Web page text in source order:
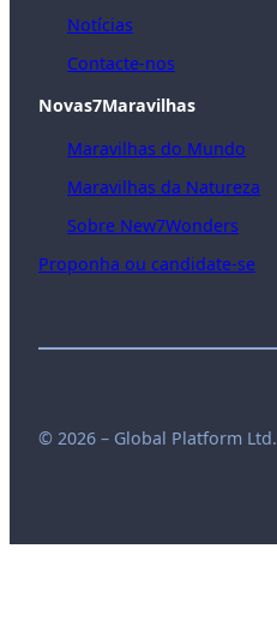
Notícias
Contacte-nos
Novas7Maravilhas
Maravilhas do Mundo
Maravilhas da Natureza
Sobre New7Wonders
Proponha ou candidate-se
© 2026 – Global Platform Ltd.